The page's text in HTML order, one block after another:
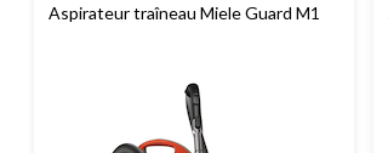
Aspirateur traîneau Miele Guard M1